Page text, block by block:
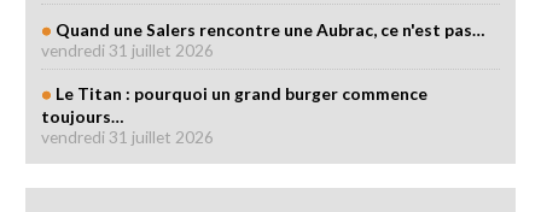
Quand une Salers rencontre une Aubrac, ce n'est pas…
vendredi 31 juillet 2026
Le Titan : pourquoi un grand burger commence
toujours…
vendredi 31 juillet 2026